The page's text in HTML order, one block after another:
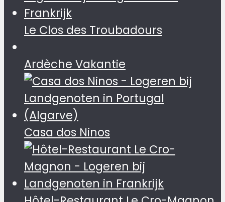
Le Clos des Troubadours
Ardèche Vakantie
Casa dos Ninos